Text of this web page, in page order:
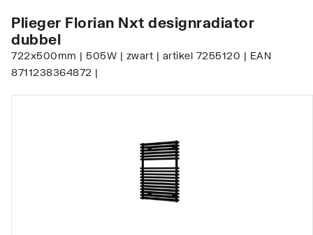
Plieger Florian Nxt designradiator
dubbel
722x500mm | 505W | zwart | artikel 7255120 | EAN
8711238364872 |